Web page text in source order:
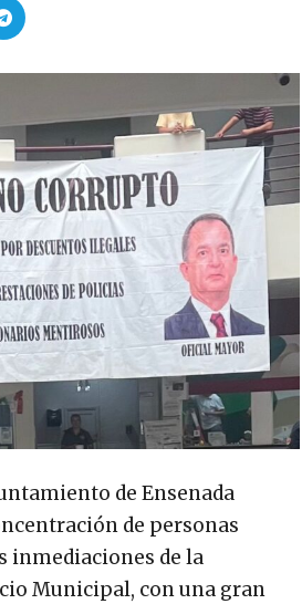
de Ensenada
de personas
inmediaciones de la
Municipal, con una gran